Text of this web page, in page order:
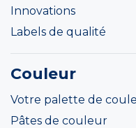
Innovations
Labels de qualité
Couleur
Votre palette de
Pâtes de couleur